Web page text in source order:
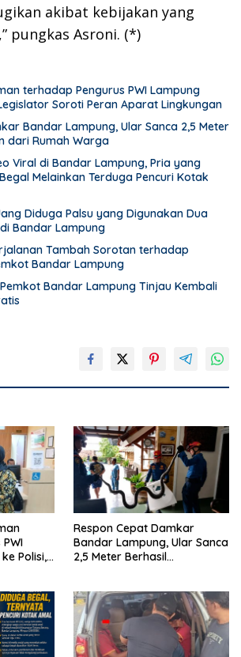
akibat kebijakan yang
pungkas Asroni. (*)
terhadap Pengurus PWI Lampung
Soroti Peran Aparat Lingkungan
Bandar Lampung, Ular Sanca 2,5 Meter
dari Rumah Warga
Viral di Bandar Lampung, Pria yang
Melainkan Terduga Pencuri Kotak
Diduga Palsu yang Digunakan Dua
Bandar Lampung
Tambah Sorotan terhadap
Bandar Lampung
Bandar Lampung Tinjau Kembali
Polisi,
Respon Cepat Damkar
Bandar Lampung, Ular Sanca
2,5 Meter Berhasil